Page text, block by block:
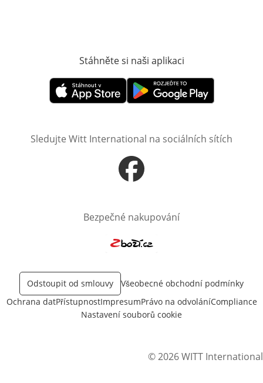
Stáhněte si naši aplikaci
Otevře v novém okněOtevře v novém okně
Sledujte Witt International na sociálních sítích
Otevře v novém okně
Bezpečné nakupování
Odstoupit od smlouvy
Všeobecné obchodní podmínky
Ochrana datPřístupnostImpresumPrávo na odvoláníCompliance
Nastavení souborů cookie
© 2026 WITT International